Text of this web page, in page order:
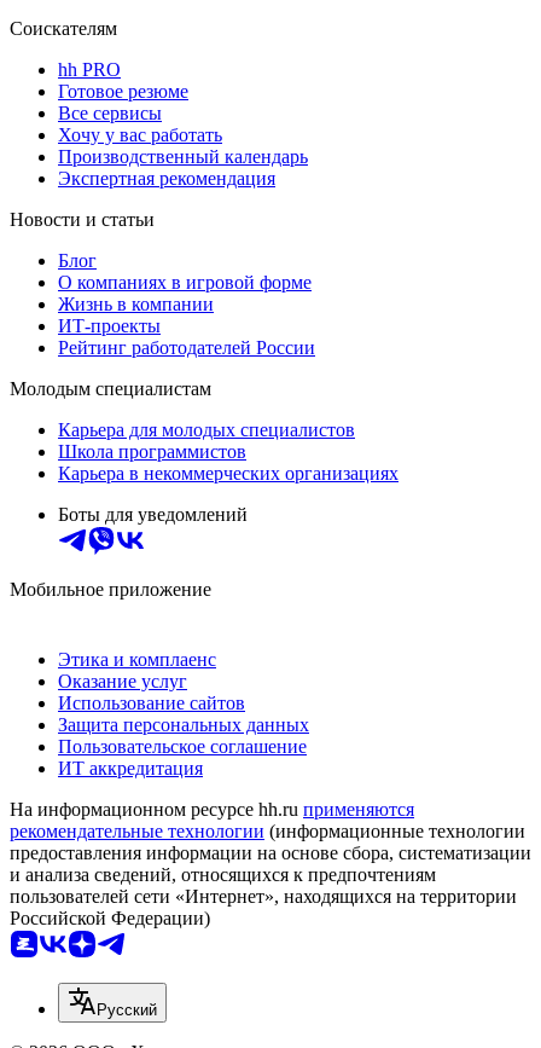
Соискателям
hh PRO
Готовое резюме
Все сервисы
Хочу у вас работать
Производственный календарь
Экспертная рекомендация
Новости и статьи
Блог
О компаниях в игровой форме
Жизнь в компании
ИТ-проекты
Рейтинг работодателей России
Молодым специалистам
Карьера для молодых специалистов
Школа программистов
Карьера в некоммерческих организациях
Боты для уведомлений
Мобильное приложение
Этика и комплаенс
Оказание услуг
Использование сайтов
Защита персональных данных
Пользовательское соглашение
ИТ аккредитация
На информационном ресурсе hh.ru применяются
рекомендательные технологии (информационные технологии
предоставления информации на основе сбора, систематизации
и анализа сведений, относящихся к предпочтениям
пользователей сети «Интернет», находящихся на территории
Российской Федерации)
Русский